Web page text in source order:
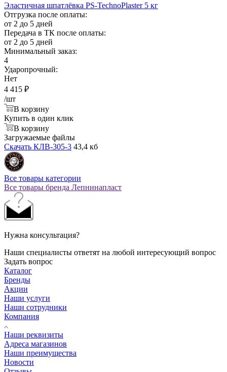
Эластичная шпатлёвка PS-TechnoPlaster 5 кг
Отгрузка после оплаты:
от 2 до 5 дней
Передача в ТК после оплаты:
от 2 до 5 дней
Минимальный заказ:
4
Ударопрочный:
Нет
4 415 ₽
/шт
В корзину
Купить в один клик
В корзину
Загружаемые файлы
Скачать КЛВ-305-3 43,4 кб
Все товары категории
Все товары бренда Лепнинапласт
Нужна консультация?
Наши специалисты ответят на любой интересующий вопрос
Задать вопрос
Каталог
Бренды
Акции
Наши услуги
Наши сотрудники
Компания
Наши реквизиты
Адреса магазинов
Наши преимущества
Новости